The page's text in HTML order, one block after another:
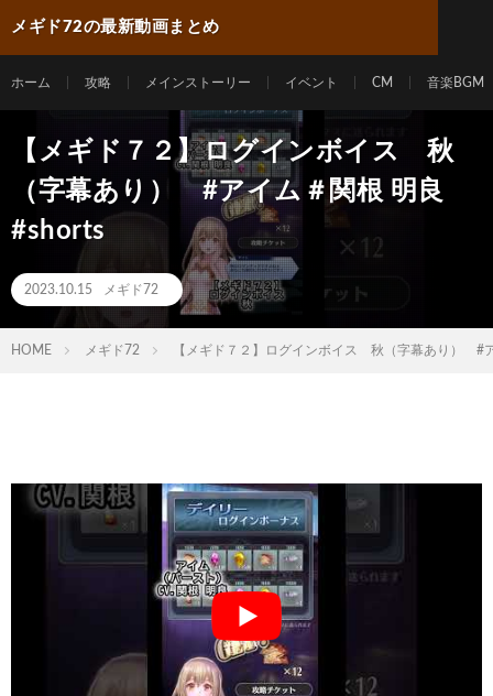
メギド72の最新動画まとめ
ホーム 攻略 メインストーリー イベント CM 音楽BGM
【メギド７２】ログインボイス 秋
（字幕あり） #アイム＃関根 明良
#shorts
2023.10.15 メギド72
HOME メギド72 【メギド７２】ログインボイス 秋（字幕あり） #